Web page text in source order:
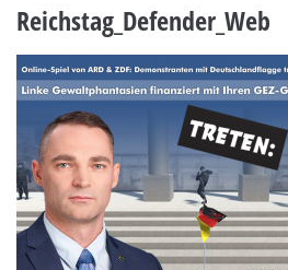
Reichstag_Defender_Web